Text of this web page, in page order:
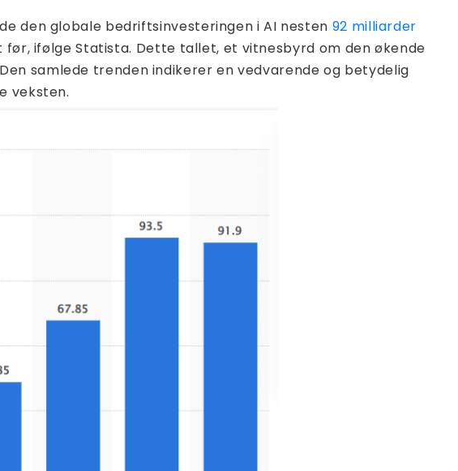
den globale bedriftsinvesteringen i AI nesten 92 milliarder
ifølge Statista. Dette tallet, et vitnesbyrd om den økende
samlede trenden indikerer en vedvarende og betydelig
veksten.